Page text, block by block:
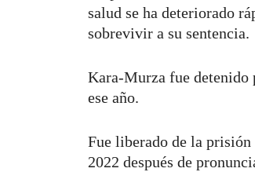
salud se ha deteriorado
sobrevivir a su sentencia.
Kara-Murza fue detenido
ese año.
Fue liberado de la prisión
2022 después de